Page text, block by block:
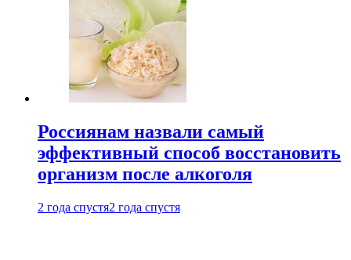
Россиянам назвали самый
эффективный способ восстановить
организм после алкоголя
2 года спустя2 года спустя